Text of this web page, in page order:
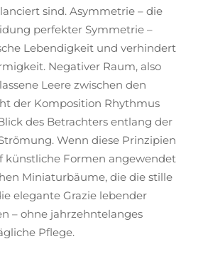
sind. Asymmetrie – die
perfekter Symmetrie –
Lebendigkeit und verhindert
Negativer Raum, also
Leere zwischen den
der Komposition Rhythmus
des Betrachters entlang der
Wenn diese Prinzipien
künstliche Formen angewendet
Miniaturbäume, die die stille
elegante Grazie lebender
– ohne jahrzehntelanges
Pflege.